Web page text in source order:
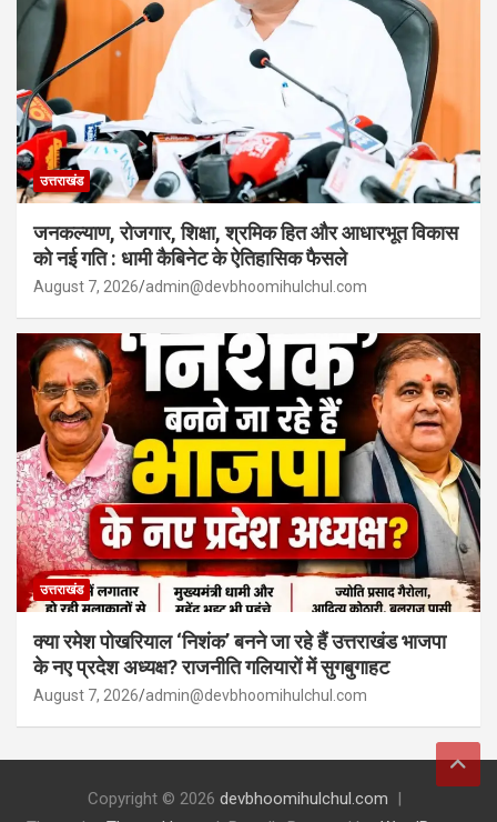
उत्तराखंड
जनकल्याण, रोजगार, शिक्षा, श्रमिक हित और आधारभूत विकास
को नई गति : धामी कैबिनेट के ऐतिहासिक फैसले
August 7, 2026 admin@devbhoomihulchul.com
उत्तराखंड
क्या रमेश पोखरियाल ‘निशंक’ बनने जा रहे हैं उत्तराखंड भाजपा
के नए प्रदेश अध्यक्ष? राजनीति गलियारों में सुगबुगाहट
August 7, 2026 admin@devbhoomihulchul.com
Copyright © 2026 devbhoomihulchul.com